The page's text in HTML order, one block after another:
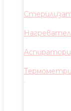
Аспиратори
Термометри